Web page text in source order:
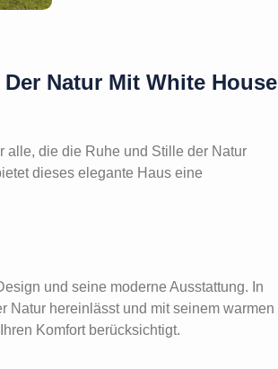
Natur Mit White House
alle, die die Ruhe und Stille der Natur
dieses elegante Haus eine
und seine moderne Ausstattung. In
Natur hereinlässt und mit seinem warmen
Komfort berücksichtigt.